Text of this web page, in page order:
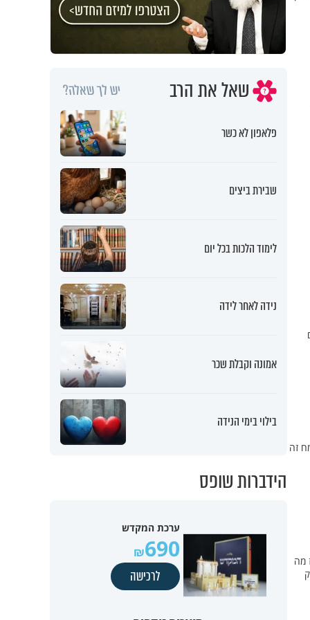
זה
מה
שאל את הרב יש לך שאלה?
פלאפון לא כשר
שבירת ביצים
לימוד הלכות בכל יום
נידה לאחר לידה
אמונה וקבלת שכר
בילוי בימי הנידה
הידברות שופס
ערכת המקדש
690
לרכישה